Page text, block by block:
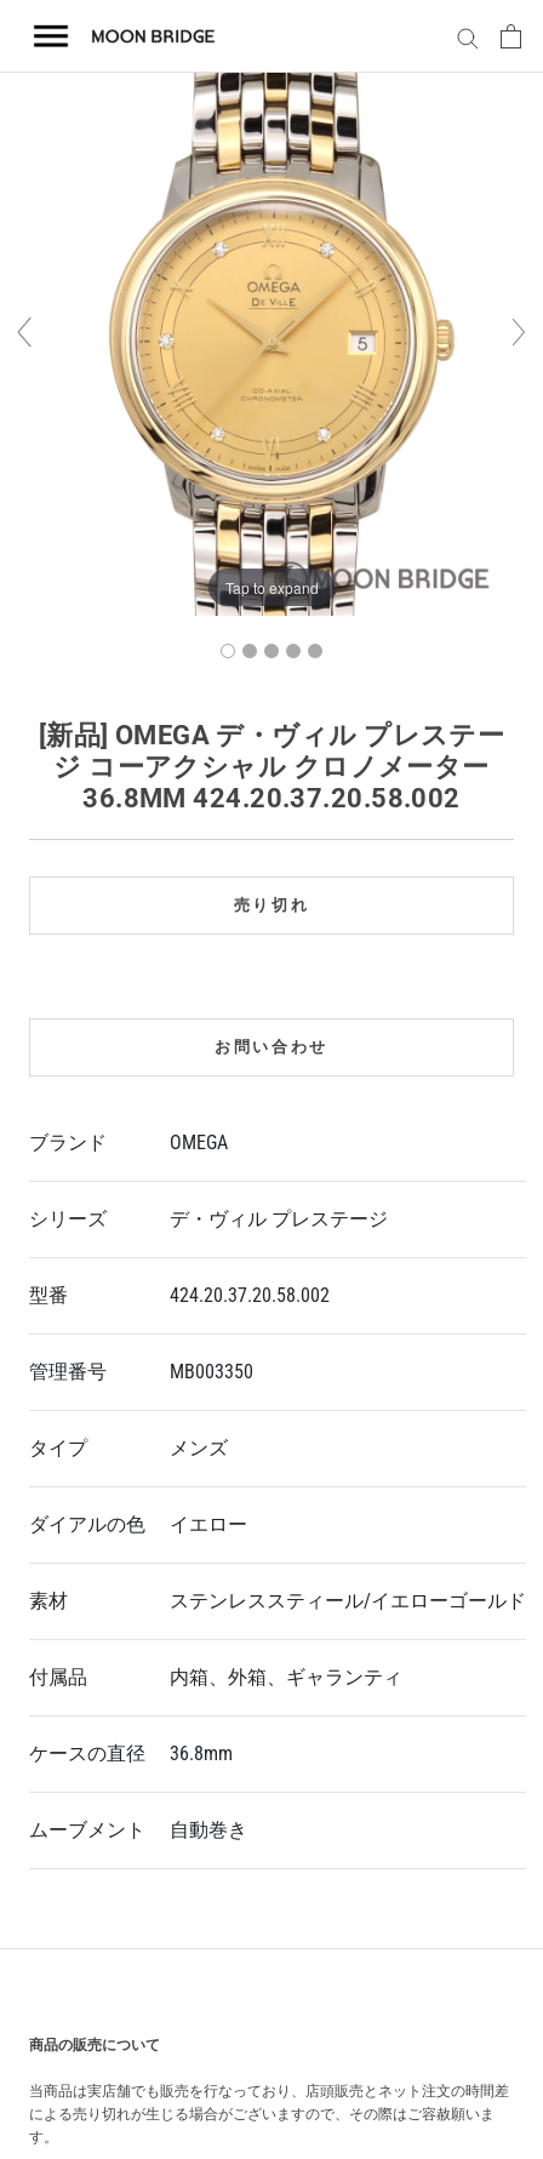
テ
会社概要
保証とメンテナンス
Tap to expand
[新品] OMEGA デ・ヴィル プレステー
ジ コーアクシャル クロノメーター
36.8MM 424.20.37.20.58.002
売り切れ
お問い合わせ
ブランド OMEGA
シリーズ デ・ヴィル プレステージ
型番 424.20.37.20.58.002
管理番号 MB003350
タイプ メンズ
ダイアルの色 イエロー
素材 ステンレススティール/イエローゴールド
付属品 内箱、外箱、ギャランティ
ケースの直径 36.8mm
ムーブメント 自動巻き
商品の販売について
当商品は実店舗でも販売を行なっており、店頭販売とネット注文の時間差
による売り切れが生じる場合がございますので、その際はご容赦願いま
す。